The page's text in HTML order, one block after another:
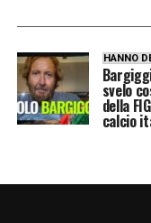
HANNO
svelo
della
calcio